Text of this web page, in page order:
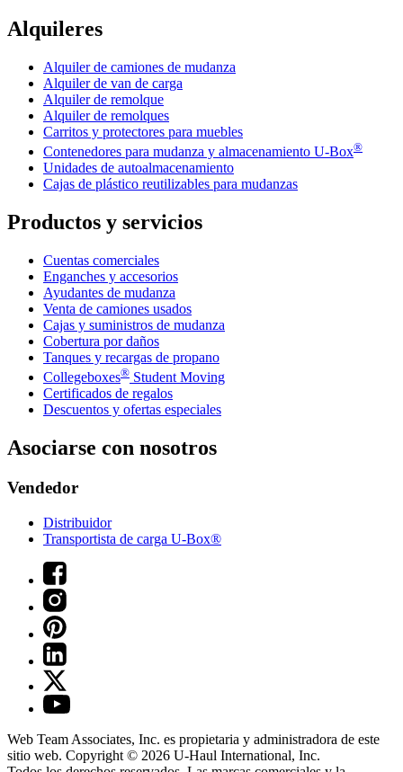
Alquileres
Alquiler de camiones de mudanza
Alquiler de van de carga
Alquiler de remolque
Alquiler de remolques
Carritos y protectores para muebles
Contenedores para mudanza y almacenamiento U-Box®
Unidades de autoalmacenamiento
Cajas de plástico reutilizables para mudanzas
Productos y servicios
Cuentas comerciales
Enganches y accesorios
Ayudantes de mudanza
Venta de camiones usados
Cajas y suministros de mudanza
Cobertura por daños
Tanques y recargas de propano
Collegeboxes® Student Moving
Certificados de regalos
Descuentos y ofertas especiales
Asociarse con nosotros
Vendedor
Distribuidor
Transportista de carga U-Box®
Web Team Associates, Inc. es propietaria y administradora de este
sitio web. Copyright © 2026 U-Haul International, Inc.